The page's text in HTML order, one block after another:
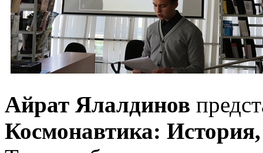
Айрат Ялалдинов
Космонавтика: